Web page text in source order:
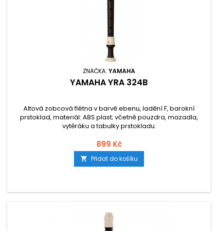
ZNAČKA: YAMAHA
YAMAHA YRA 324B
Altová zobcová flétna v barvě ebenu, ladění F, barokní
prstoklad, materiál: ABS plast; včetně pouzdra, mazadla,
vytěráku a tabulky prstokladu.
899 Kč
 Přidat do košíku